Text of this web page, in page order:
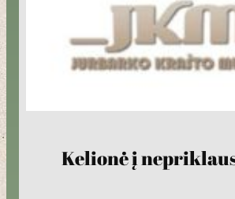
Kelionė į